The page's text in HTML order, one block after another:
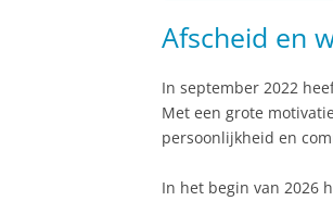
Afscheid en
In september 2022
Met een grote
persoonlijkheid en
In het begin van 2026